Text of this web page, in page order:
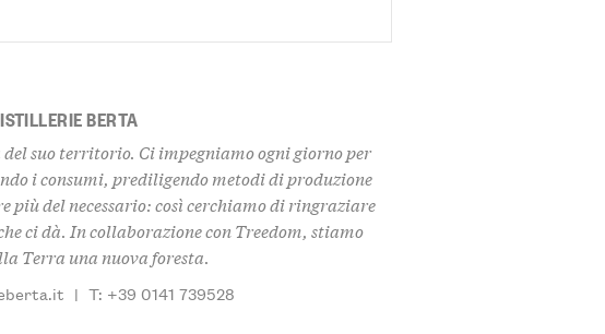
BERTA
suo territorio. Ci impegniamo ogni giorno per
i consumi, prediligendo metodi di produzione
più del necessario: così cerchiamo di ringraziare
ci dà. In collaborazione con Treedom, stiamo
Terra una nuova foresta.
| T: +39 0141 739528